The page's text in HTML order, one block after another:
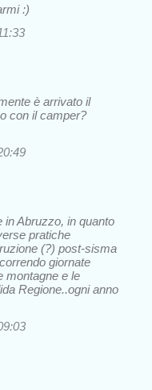
:)
è arrivato il
con il camper?
in Abruzzo, in quanto
pratiche
(?) post-sisma
giornate
montagne e le
Regione..ogni anno